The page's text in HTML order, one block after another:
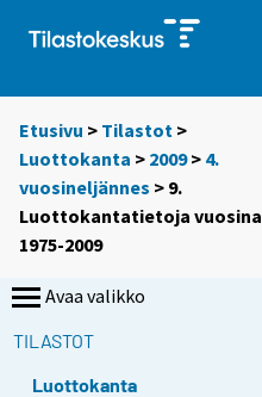
Etusivu > Tilastot >
Luottokanta > 2009> 4.
vuosineljännes > 9.
Luottokantatietoja vuosina
1975-2009
Avaa valikko
TILASTOT
Luottokanta